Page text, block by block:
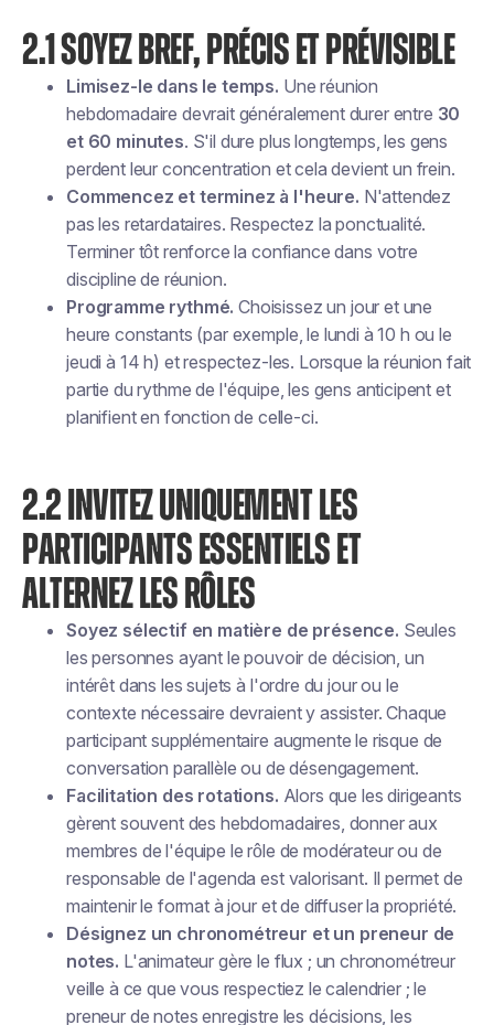
2.1 SOYEZ BREF, PRÉCIS ET PRÉVISIBLE
Limisez-le dans le temps. Une réunion
hebdomadaire devrait généralement durer entre 30
et 60 minutes. S'il dure plus longtemps, les gens
perdent leur concentration et cela devient un frein.
Commencez et terminez à l'heure. N'attendez
pas les retardataires. Respectez la ponctualité.
Terminer tôt renforce la confiance dans votre
discipline de réunion.
Programme rythmé. Choisissez un jour et une
heure constants (par exemple, le lundi à 10 h ou le
jeudi à 14 h) et respectez-les. Lorsque la réunion fait
partie du rythme de l'équipe, les gens anticipent et
planifient en fonction de celle-ci.
2.2 INVITEZ UNIQUEMENT LES
PARTICIPANTS ESSENTIELS ET
ALTERNEZ LES RÔLES
Soyez sélectif en matière de présence. Seules
les personnes ayant le pouvoir de décision, un
intérêt dans les sujets à l'ordre du jour ou le
contexte nécessaire devraient y assister. Chaque
participant supplémentaire augmente le risque de
conversation parallèle ou de désengagement.
Facilitation des rotations. Alors que les dirigeants
gèrent souvent des hebdomadaires, donner aux
membres de l'équipe le rôle de modérateur ou de
responsable de l'agenda est valorisant. Il permet de
maintenir le format à jour et de diffuser la propriété.
Désignez un chronométreur et un preneur de
notes. L'animateur gère le flux ; un chronométreur
veille à ce que vous respectiez le calendrier ; le
preneur de notes enregistre les décisions, les